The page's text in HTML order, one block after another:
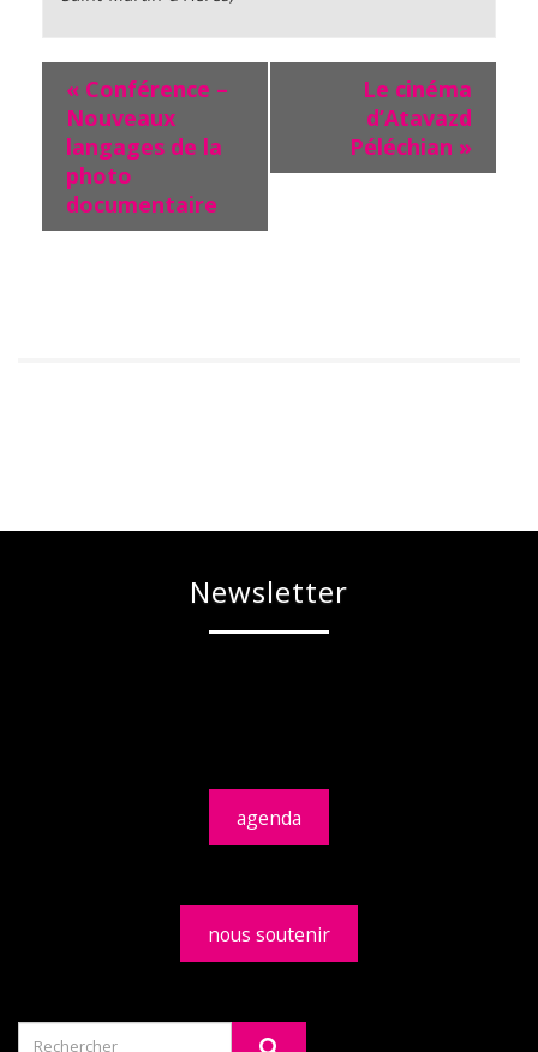
« Conférence –
Nouveaux
langages de la
photo
documentaire
Le cinéma
d’Atavazd
Péléchian »
Newsletter
agenda
nous soutenir